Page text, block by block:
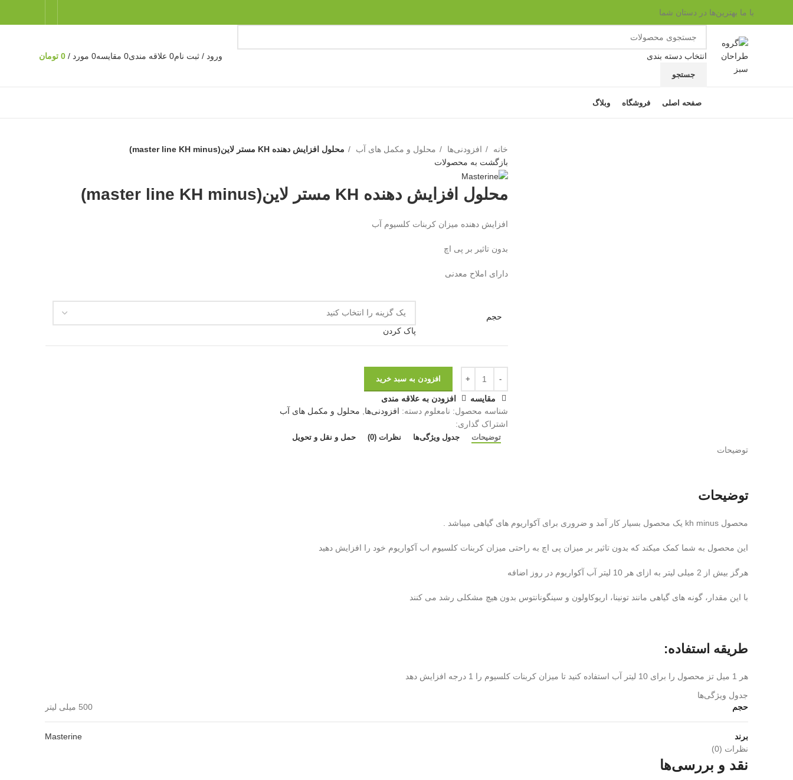
با ما بهترین‌ها در دستان شما
انتخاب دسته بندی
جستجو
ورود / ثبت نام0 علاقه مندی0 مقايسه0 مورد /
0 تومان
صفحه اصلی فروشگاه وبلاگ
خانه افزودنی‌ها محلول و مکمل های آب
محلول افزایش دهنده KH مستر لاین(master line KH minus)
بازگشت به محصولات
محلول افزایش دهنده KH مستر لاین(master line KH minus)
افزایش دهنده میزان کربنات کلسیوم آب
بدون تاثیر بر پی اچ
دارای املاح معدنی
حجم
پاک کردن
افزودن به سبد خرید
مقايسه
افزودن به علاقه مندی
شناسه محصول: نامعلومدسته: افزودنی‌ها
محلول و مکمل های آب
اشتراک گذاری:
توضیحات جدول ویژگی‌ها نظرات (0) حمل و نقل و تحویل
توضیحات
توضیحات
محصول kh minus یک محصول بسیار کار آمد و ضروری برای آکواریوم های گیاهی میباشد .
این محصول به شما کمک میکند که بدون تاثیر بر میزان پی اچ به راحتی میزان کربنات کلسیوم اب آکواریوم خود را افزایش دهید
هرگز بیش از 2 میلی لیتر به ازای هر 10 لیتر آب آکواریوم در روز اضافه
با این مقدار، گونه های گیاهی مانند تونینا، اریوکاولون و سینگونانتوس بدون هیچ مشکلی رشد می کنند
طریقه استفاده:
هر 1 میل تز محصول را برای 10 لیتر آب استفاده کنید تا میزان کربنات کلسیوم را 1 درجه افزایش دهد
جدول ویژگی‌ها
حجم
500 میلی لیتر
برند
Masterine
نظرات (0)
نقد و بررسی‌ها